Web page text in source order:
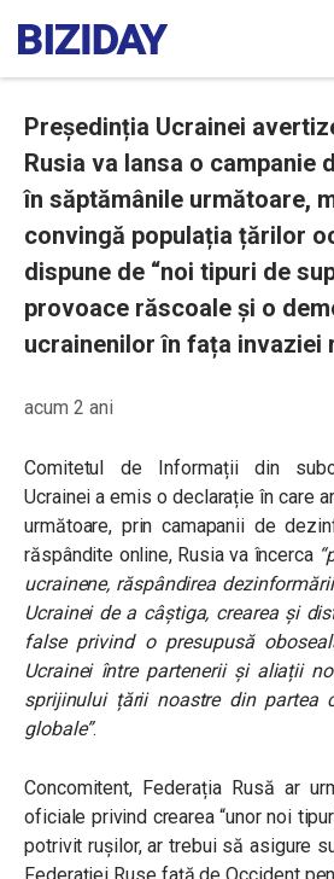
Președinția Ucrainei
Rusia va lansa o campanie
în săptămânile următoare,
convingă populația țărilor
dispune de “noi tipuri de
provoace răscoale și o
ucrainenilor în fața invaziei
acum 2 ani
Comitetul de Informații din
Ucrainei a emis o declarație în care
următoare, prin camapanii de
răspândite online, Rusia va încerca
ucrainene, răspândirea
Ucrainei de a câștiga, crearea și
false privind o presupusă
Ucrainei între partenerii și aliații
sprijinului țării noastre din partea
globale”.
Concomitent, Federația Rusă ar
oficiale privind crearea “unor noi
potrivit rușilor, ar trebui să asigure